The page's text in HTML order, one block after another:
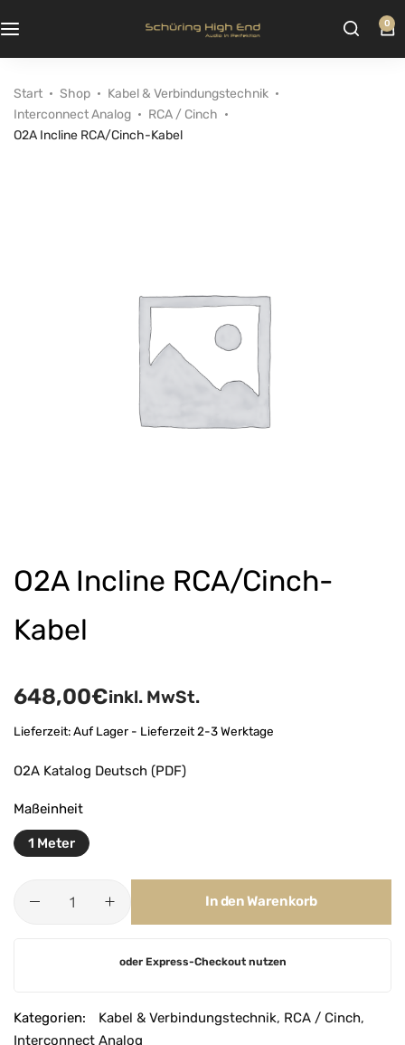
0
Start Shop
Kabel & Verbindungstechnik
Interconnect Analog
RCA / Cinch
O2A Incline RCA/Cinch-Kabel
O2A Incline RCA/Cinch-
Kabel
648,00€inkl. MwSt.
Lieferzeit:Auf Lager - Lieferzeit 2-3 Werktage
O2A Katalog Deutsch (PDF)
Maßeinheit
1 Meter
In den Warenkorb
e
r
oder Express-Checkout nutzen
Kategorien: Kabel & Verbindungstechnik, RCA / Cinch,
Interconnect Analog